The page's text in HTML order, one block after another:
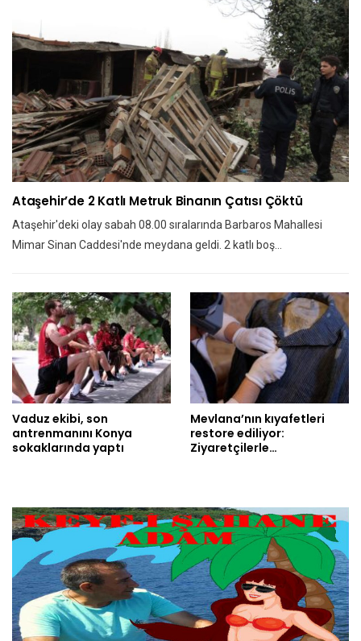
Ataşehir’de 2 Katlı Metruk Binanın Çatısı Çöktü
Ataşehir'deki olay sabah 08.00 sıralarında Barbaros Mahallesi
Mimar Sinan Caddesi'nde meydana geldi. 2 katlı boş…
Vaduz ekibi, son
antrenmanını Konya
sokaklarında yaptı
Mevlana’nın kıyafetleri
restore ediliyor:
Ziyaretçilerle…